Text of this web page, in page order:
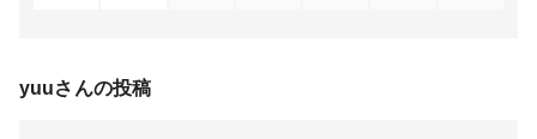
yuuさんの投稿